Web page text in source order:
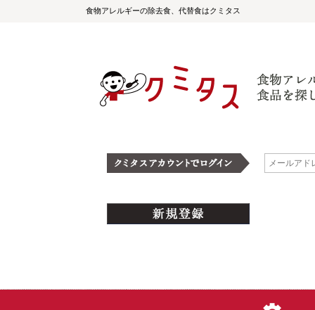
食物アレルギーの除去食、代替食はクミタス